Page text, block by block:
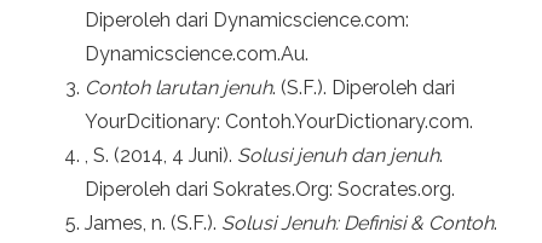
Diperoleh dari Dynamicscience.com:
Dynamicscience.com.Au.
Contoh larutan jenuh. (S.F.). Diperoleh dari
YourDcitionary: Contoh.YourDictionary.com.
, S. (2014, 4 Juni). Solusi jenuh dan jenuh.
Diperoleh dari Sokrates.Org: Socrates.org.
James, n. (S.F.). Solusi Jenuh: Definisi & Contoh.